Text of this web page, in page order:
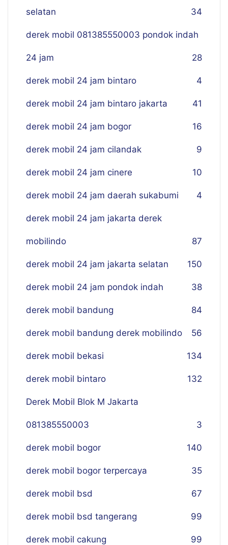
selatan 34
derek mobil 081385550003 pondok indah
24 jam 28
derek mobil 24 jam bintaro 4
derek mobil 24 jam bintaro jakarta 41
derek mobil 24 jam bogor 16
derek mobil 24 jam cilandak 9
derek mobil 24 jam cinere 10
derek mobil 24 jam daerah sukabumi 4
derek mobil 24 jam jakarta derek
mobilindo 87
derek mobil 24 jam jakarta selatan 150
derek mobil 24 jam pondok indah 38
derek mobil bandung 84
derek mobil bandung derek mobilindo 56
derek mobil bekasi 134
derek mobil bintaro 132
Derek Mobil Blok M Jakarta
081385550003 3
derek mobil bogor 140
derek mobil bogor terpercaya 35
derek mobil bsd 67
derek mobil bsd tangerang 99
derek mobil cakung 99